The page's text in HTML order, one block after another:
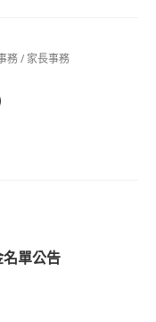
務/ 家長事務
單公告